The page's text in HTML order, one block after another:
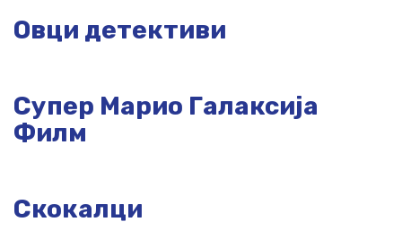
Овци детективи
Супер Марио Галаксија
Филм
Скокалци